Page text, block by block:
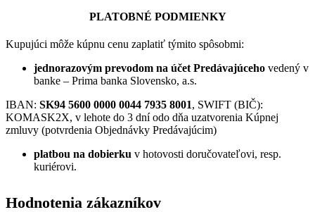
PLATOBNÉ PODMIENKY
Kupujúci môže kúpnu cenu zaplatiť týmito spôsobmi:
jednorazovým prevodom na účet Predávajúceho vedený v
banke – Prima banka Slovensko, a.s.
IBAN: SK94 5600 0000 0044 7935 8001, SWIFT (BIČ):
KOMASK2X, v lehote do 3 dní odo dňa uzatvorenia Kúpnej
zmluvy (potvrdenia Objednávky Predávajúcim)
platbou na dobierku v hotovosti doručovateľovi, resp.
kuriérovi.
Hodnotenia zákazníkov